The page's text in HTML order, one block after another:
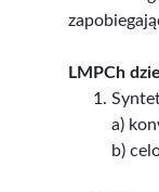
LMPCh
a)
b)